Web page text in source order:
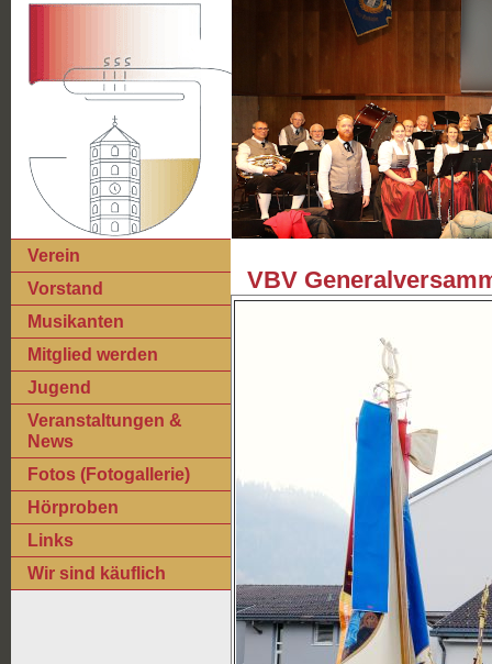
Verein
Vorstand
Musikanten
Mitglied werden
Jugend
Veranstaltungen &
News
Fotos (Fotogallerie)
Hörproben
Links
Wir sind käuflich
VBV